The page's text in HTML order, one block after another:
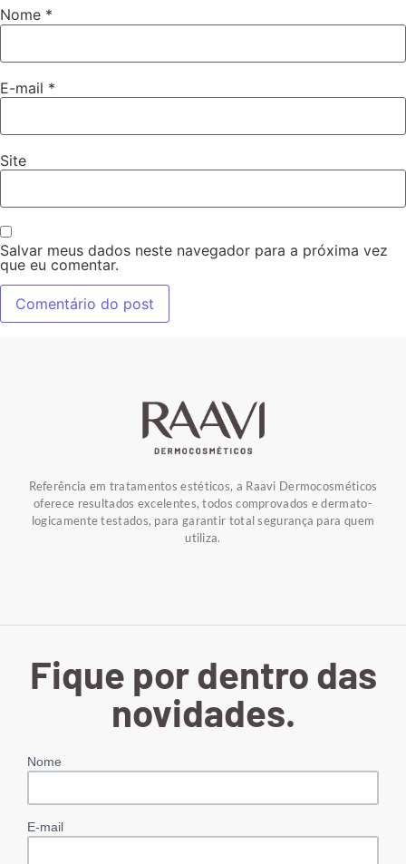
Nome *
E-mail *
Site
Salvar meus dados neste navegador para a próxima vez
que eu comentar.
Referência em tratamentos estéticos, a Raavi Dermocosméticos
oferece resultados excelentes, todos comprovados e dermato-
logicamente testados, para garantir total segurança para quem
utiliza.
Fique por dentro das
novidades.
Nome
E-mail